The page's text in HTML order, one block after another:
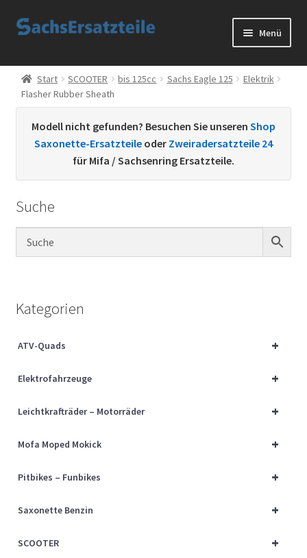
Zur
Zum
Menü
Start
AGB
Datenschutzerklärung
Kontakt
Sachs Ersatzteile
Über uns
Start SCOOTER bis 125cc Sachs Eagle 125
Elektrik
Flasher Rubber Sheath
Modell nicht gefunden? Besuchen Sie unseren Shop
Saxonette-Ersatzteile oder Zweiradersatzteile 24
für Mifa / Sachsenring Ersatzteile.
Suche
Kategorien
+
ATV-Quads
+
Elektrofahrzeuge
+
Leichtkrafträder – Motorräder
+
Mofa Moped Mokick
+
Pitbikes – Funbikes
+
Saxonette Benzin
+
SCOOTER